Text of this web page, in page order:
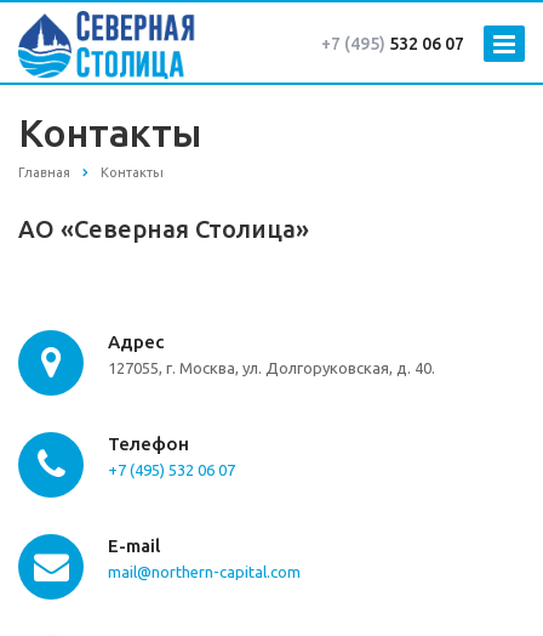
+7 (495) 532 06 07
Контакты
Главная Контакты
АО «Северная Столица»
Адрес
127055, г. Москва, ул. Долгоруковская, д. 40.
Телефон
+7 (495) 532 06 07
E-mail
mail@northern-capital.com